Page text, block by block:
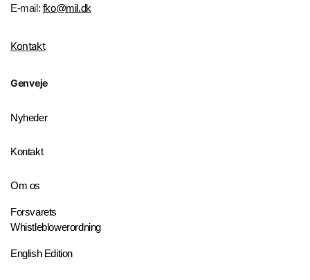
E-mail: fko@mil.dk
Kontakt
Genveje
Nyheder
Kontakt
Om os
Forsvarets
Whistleblowerordning
English Edition